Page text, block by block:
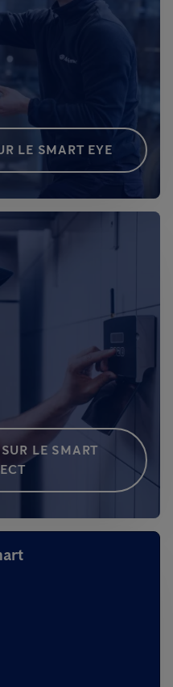
LE SMART EYE
LE SMART